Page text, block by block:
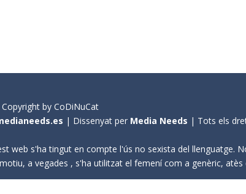
by CoDiNuCat
| Dissenyat per Media Needs | Tots els
web s'ha tingut en compte l'ús no sexista del llenguatge.
a vegades , s'ha utilitzat el femení com a genèric,